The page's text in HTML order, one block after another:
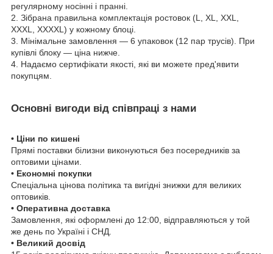
регулярному носінні і пранні.
2. Зібрана правильна комплектація ростовок (L, XL, XXL,
XXXL, XXXXL) у кожному блоці.
3. Мінімальне замовлення — 6 упаковок (12 пар трусів). При
купівлі блоку — ціна нижче.
4. Надаємо сертифікати якості, які ви можете пред'явити
покупцям.
Основні вигоди від співпраці з нами
• Ціни по кишені
Прямі поставки білизни виконуються без посередників за
оптовими цінами.
• Економні покупки
Спеціальна цінова політика та вигідні знижки для великих
оптовиків.
• Оперативна доставка
Замовлення, які оформлені до 12:00, відправляються у той
же день по Україні і СНД.
• Великий досвід